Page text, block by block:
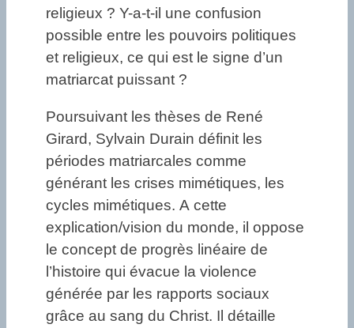
religieux ? Y-a-t-il une confusion
possible entre les pouvoirs politiques
et religieux, ce qui est le signe d’un
matriarcat puissant ?
Poursuivant les thèses de René
Girard, Sylvain Durain définit les
périodes matriarcales comme
générant les crises mimétiques, les
cycles mimétiques. A cette
explication/vision du monde, il oppose
le concept de progrès linéaire de
l’histoire qui évacue la violence
générée par les rapports sociaux
grâce au sang du Christ. Il détaille